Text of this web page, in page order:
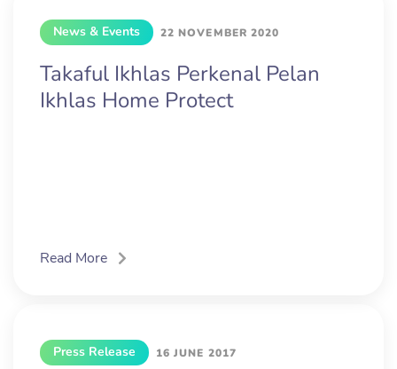
News & Events 22 NOVEMBER 2020
Takaful Ikhlas Perkenal Pelan
Ikhlas Home Protect
Read More
Press Release 16 JUNE 2017